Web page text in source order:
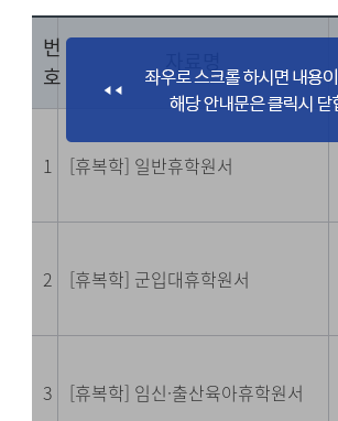
번
호
1 [휴복학] 일반휴학원서
2 [휴복학] 군입대휴학원서
3 [휴복학] 임신·출산육아휴학원서